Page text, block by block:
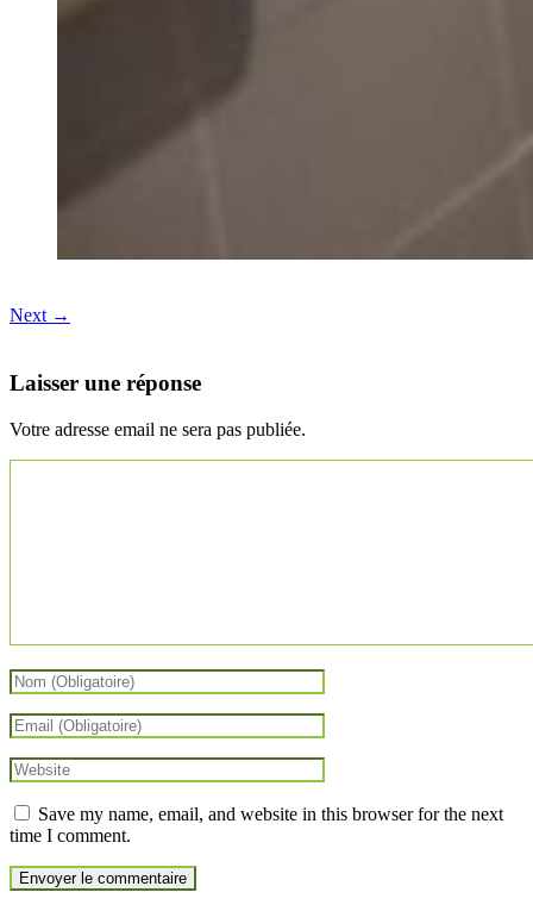
Next →
Laisser une réponse
Votre adresse email ne sera pas publiée.
Save my name, email, and website in this browser for the next
time I comment.